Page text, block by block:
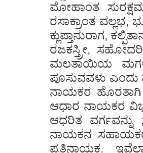
ಮೋಹಾಂತ
ರಸಾಕ್ರಾಂತ ವಲ್ಲಭ,
ಕ್ಲುಪ್ತಾನುರಾಗ,
ರಜಕಸ್ತ್ರೀ,
ಮಲತಾಯಿಯ
ಪೂಸುವವಳು
ನಾಯಕರ
ಆಧಾರ ನಾಯಕರ
ಆಧರಿತ
ನಾಯಕನ
ಪ್ರತಿನಾಯಕ.